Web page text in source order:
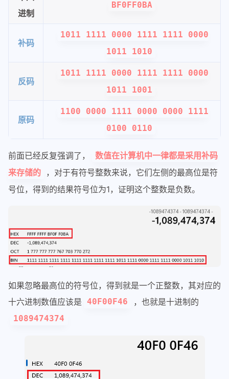
进制
BF0FF0BA
补码
1011 1111 0000 1111 1111 0000
1011 1010
反码
1011 1111 0000 1111 1111 0000
1011 1001
原码
1100 0000 1111 0000 0000 1111
0100 0110
前面已经反复强调了，
数值在计算机中一律都是采用补码
来存储的
，对于有符号整数来说，它们左侧的最高位是符
号位，得到的结果符号位为1，证明这个整数是负数。
如果忽略最高位的符号位，得到就是一个正整数，其对应的
十六进制数值应该是 40F00F46 ，也就是十进制的
1089474374